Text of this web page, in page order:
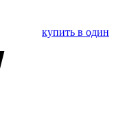
купить в один